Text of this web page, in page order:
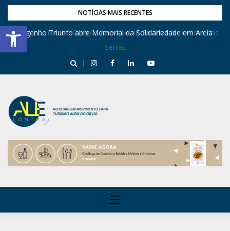
Barra de Ferramentas Aberta
NOTÍCIAS MAIS RECENTES
Dona Inês recebe Geraldo Azevedo no Festival de Inverno das
Serras
Engenho Triunfo abre Memorial da Solidariedade em Areia